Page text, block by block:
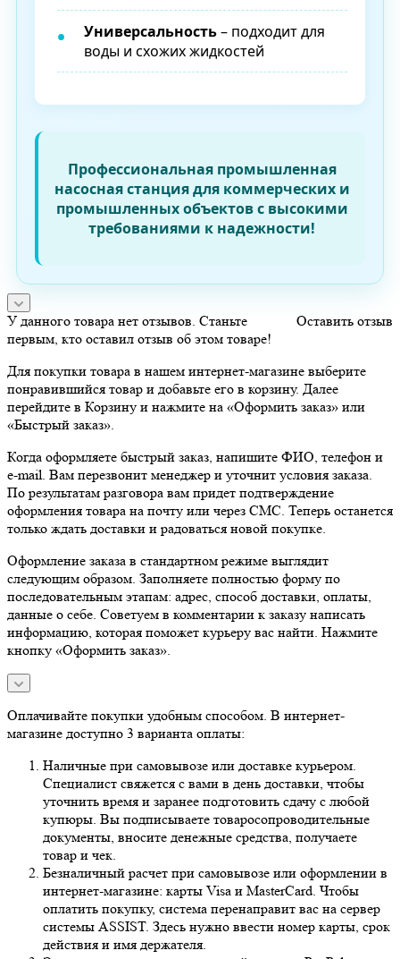
Универсальность– подходит для
воды и схожих жидкостей
Профессиональная промышленная
насосная станция для коммерческих и
промышленных объектов с высокими
требованиями к надежности!
Оставить отзыв
У данного товара нет отзывов. Станьте
первым, кто оставил отзыв об этом товаре!
Для покупки товара в нашем интернет-магазине выберите
понравившийся товар и добавьте его в корзину. Далее
перейдите в Корзину и нажмите на «Оформить заказ» или
«Быстрый заказ».
Когда оформляете быстрый заказ, напишите ФИО, телефон и
e-mail. Вам перезвонит менеджер и уточнит условия заказа.
По результатам разговора вам придет подтверждение
оформления товара на почту или через СМС. Теперь останется
только ждать доставки и радоваться новой покупке.
Оформление заказа в стандартном режиме выглядит
следующим образом. Заполняете полностью форму по
последовательным этапам: адрес, способ доставки, оплаты,
данные о себе. Советуем в комментарии к заказу написать
информацию, которая поможет курьеру вас найти. Нажмите
кнопку «Оформить заказ».
Оплачивайте покупки удобным способом. В интернет-
магазине доступно 3 варианта оплаты:
Наличные при самовывозе или доставке курьером.
Специалист свяжется с вами в день доставки, чтобы
уточнить время и заранее подготовить сдачу с любой
купюры. Вы подписываете товаросопроводительные
документы, вносите денежные средства, получаете
товар и чек.
Безналичный расчет при самовывозе или оформлении в
интернет-магазине: карты Visa и MasterCard. Чтобы
оплатить покупку, система перенаправит вас на сервер
системы ASSIST. Здесь нужно ввести номер карты, срок
действия и имя держателя.